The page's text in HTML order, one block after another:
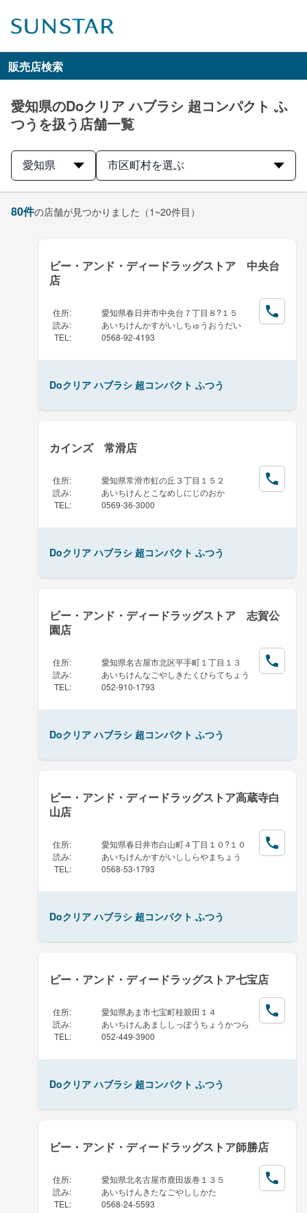
販売店検索
愛知県のDoクリア ハブラシ 超コンパクト ふ
つうを扱う店舗一覧
愛知県 市区町村を選ぶ
80件の店舗が見つかりました （1~20件目）
ビー・アンド・ディードラッグストア 中央台
店
住所:
愛知県春日井市中央台７丁目８?１５
読み:
あいちけんかすがいしちゅうおうだい
TEL : 0568-92-4193
Doクリア ハブラシ 超コンパクト ふつう
カインズ 常滑店
住所:
愛知県常滑市虹の丘３丁目１５２
読み:
あいちけんとこなめしにじのおか
TEL : 0569-36-3000
Doクリア ハブラシ 超コンパクト ふつう
ビー・アンド・ディードラッグストア 志賀公
園店
住所:
愛知県名古屋市北区平手町１丁目１３
読み:
あいちけんなごやしきたくひらてちょう
TEL : 052-910-1793
Doクリア ハブラシ 超コンパクト ふつう
ビー・アンド・ディードラッグストア高蔵寺白
山店
住所:
愛知県春日井市白山町４丁目１０?１０
読み:
あいちけんかすがいししらやまちょう
TEL : 0568-53-1793
Doクリア ハブラシ 超コンパクト ふつう
ビー・アンド・ディードラッグストア七宝店
住所:
愛知県あま市七宝町桂親田１４
読み:
あいちけんあまししっぽうちょうかつら
TEL : 052-449-3900
Doクリア ハブラシ 超コンパクト ふつう
ビー・アンド・ディードラッグストア師勝店
住所:
愛知県北名古屋市鹿田坂巻１３５
読み:
あいちけんきたなごやししかた
TEL : 0568-24-5593